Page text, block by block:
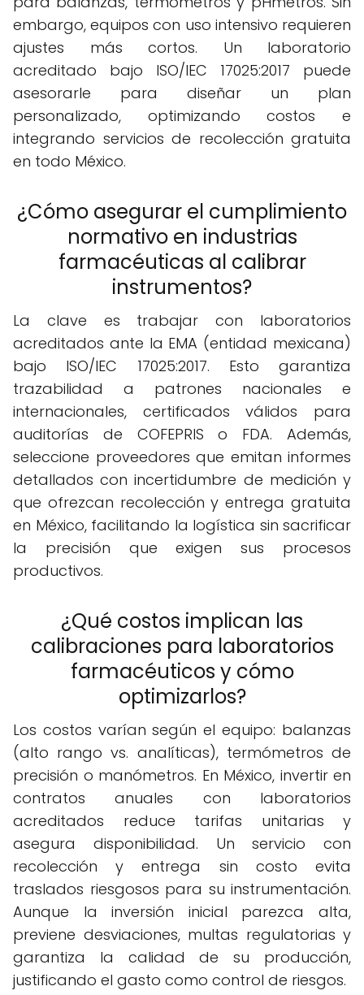
embargo, equipos con uso intensivo requieren
ajustes más cortos. Un laboratorio
acreditado bajo ISO/IEC 17025:2017 puede
asesorarle para diseñar un plan
personalizado, optimizando costos e
integrando servicios de recolección gratuita
en todo México.
¿Cómo asegurar el cumplimiento
normativo en industrias
farmacéuticas al calibrar
instrumentos?
La clave es trabajar con laboratorios
acreditados ante la EMA (entidad mexicana)
bajo ISO/IEC 17025:2017. Esto garantiza
trazabilidad a patrones nacionales e
internacionales, certificados válidos para
auditorías de COFEPRIS o FDA. Además,
seleccione proveedores que emitan informes
detallados con incertidumbre de medición y
que ofrezcan recolección y entrega gratuita
en México, facilitando la logística sin sacrificar
la precisión que exigen sus procesos
productivos.
¿Qué costos implican las
calibraciones para laboratorios
farmacéuticos y cómo
optimizarlos?
Los costos varían según el equipo: balanzas
(alto rango vs. analíticas), termómetros de
precisión o manómetros. En México, invertir en
contratos anuales con laboratorios
acreditados reduce tarifas unitarias y
asegura disponibilidad. Un servicio con
recolección y entrega sin costo evita
traslados riesgosos para su instrumentación.
Aunque la inversión inicial parezca alta,
previene desviaciones, multas regulatorias y
garantiza la calidad de su producción,
justificando el gasto como control de riesgos.